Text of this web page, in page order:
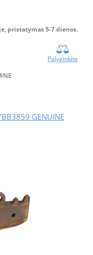
pristatymas 5-7 dienos.
Palyginkite
GENUINE